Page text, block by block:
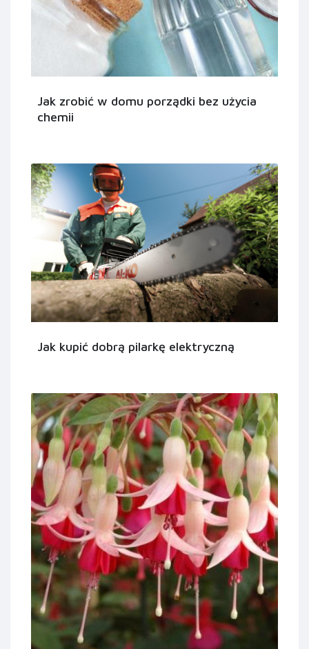
Jak zrobić w domu porządki bez użycia
chemii
Jak kupić dobrą pilarkę elektryczną